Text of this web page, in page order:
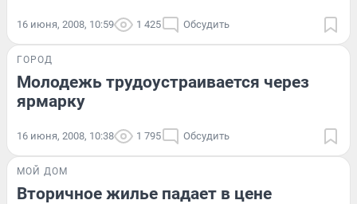
16 июня, 2008, 10:59 1 425 Обсудить
ГОРОД
Молодежь трудоустраивается через
ярмарку
16 июня, 2008, 10:38 1 795 Обсудить
МОЙ ДОМ
Вторичное жилье падает в цене